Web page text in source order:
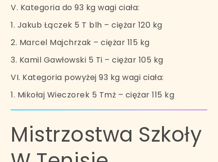
V. Kategoria do 93 kg wagi ciała:
1. Jakub Łączek 5 T blh – ciężar 120 kg
2. Marcel Majchrzak – ciężar 115 kg
3. Kamil Gawłowski 5 Ti – ciężar 105 kg
VI. Kategoria powyżej 93 kg wagi ciała:
1. Mikołaj Wieczorek 5 Tmż – ciężar 115 kg
Mistrzostwa Szkoły